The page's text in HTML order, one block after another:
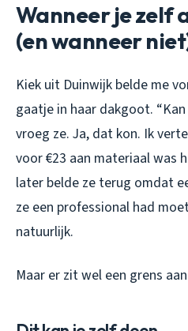
Wanneer je zelf
(en wanneer
Kiek uit Duinwijk belde me
gaatje in haar dakgoot.
vroeg ze. Ja, dat kon. Ik
voor €23 aan materiaal was
later belde ze terug omdat
ze een professional had
natuurlijk.
Maar er zit wel een grens